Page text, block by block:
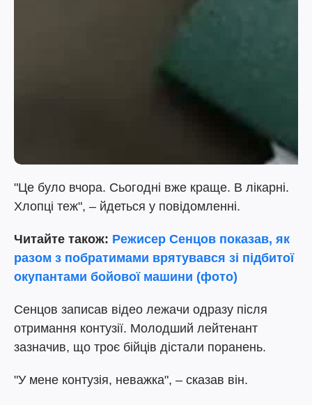
"Це було вчора. Сьогодні вже краще. В лікарні.
Хлопці теж", – йдеться у повідомленні.
Читайте також: Режисер Сенцов показав, як
разом з побратимами врятувався зі підбитої
окупантами бойової машини (фото)
Сенцов записав відео лежачи одразу після
отримання контузії. Молодший лейтенант
зазначив, що троє бійців дістали поранень.
"У мене контузія, неважка", – сказав він.